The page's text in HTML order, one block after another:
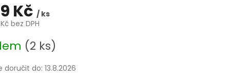
Kč / ks
bez DPH
(2 ks)
doručit do: 13.8.2026